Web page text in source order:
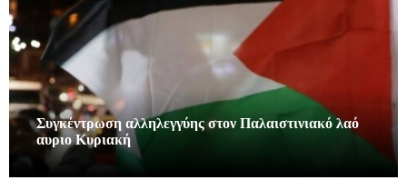
Συγκέντρωση αλληλεγγύης στον Παλαιστινιακό λαό
αυριο Κυριακή